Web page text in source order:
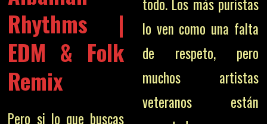
Rhythms |
EDM & Folk
Remix
Pero si lo que buscas
lo ven como una falta
de respeto, pero
muchos artistas
veteranos están